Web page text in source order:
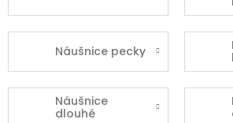
Náušnice pecky
Náušnice
dlouhé